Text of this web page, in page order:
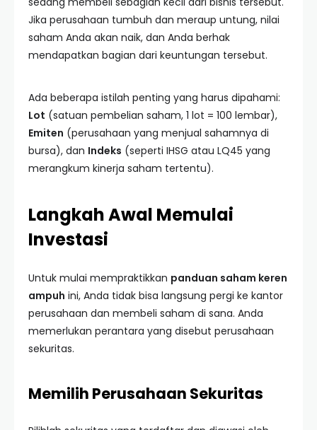
Jika perusahaan tumbuh dan meraup untung, nilai
saham Anda akan naik, dan Anda berhak
mendapatkan bagian dari keuntungan tersebut.
Ada beberapa istilah penting yang harus dipahami:
Lot (satuan pembelian saham, 1 lot = 100 lembar),
Emiten (perusahaan yang menjual sahamnya di
bursa), dan Indeks (seperti IHSG atau LQ45 yang
merangkum kinerja saham tertentu).
Langkah Awal Memulai
Investasi
Untuk mulai mempraktikkan panduan saham keren
ampuh ini, Anda tidak bisa langsung pergi ke kantor
perusahaan dan membeli saham di sana. Anda
memerlukan perantara yang disebut perusahaan
sekuritas.
Memilih Perusahaan Sekuritas